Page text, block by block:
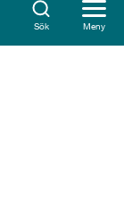
Sök Meny